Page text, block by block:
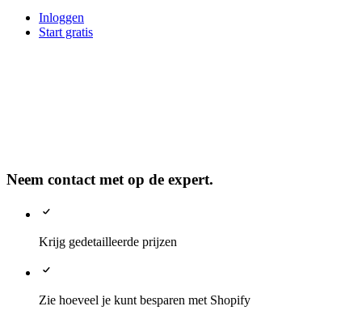
Inloggen
Start gratis
Neem contact met op de expert.
Krijg gedetailleerde prijzen
Zie hoeveel je kunt besparen met Shopify